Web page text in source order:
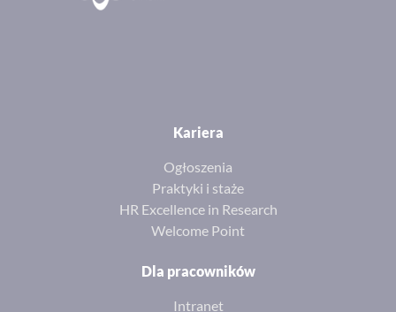
Kariera
Ogłoszenia
Praktyki i staże
HR Excellence in Research
Welcome Point
Dla pracowników
Intranet